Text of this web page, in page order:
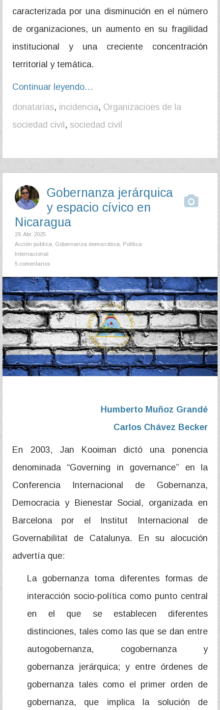
caracterizada por una disminución en el número
de organizaciones, un aumento en su fragilidad
institucional y una creciente concentración
territorial y temática.
Continuar leyendo…
donatarias, incidencia, Organizacioes de la
sociedad civil , sociedad civil
Gobernanza jerárquica
y espacio cívico en
Nicaragua
29. Abr. 2025
Acción pública
Gobernanza democrática
Política
Internacional
5 comentarios
Humberto Muñoz Grandé
Carlos Chávez Becker
En 2003, Jan Kooiman dictó una ponencia
denominada “Governing in governance” en la
Conferencia Internacional de Gobernanza,
Democracia y Bienestar Social, organizada en
Barcelona por el Institut Internacional de
Governabilitat de Catalunya. En su alocución
advertía que:
La gobernanza toma diferentes formas de
interacción socio-política como punto central
en el que se establecen diferentes
distinciones, tales como las que se dan entre
autogobernanza, cogobernanza y
gobernanza jerárquica; y entre órdenes de
gobernanza tales como el primer orden de
gobernanza, que implica la solución de